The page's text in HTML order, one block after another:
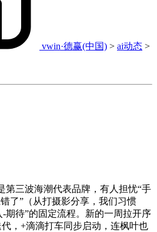
vwin·德赢(中国) > ai动态 >
三波海潮代表品牌，有人担忧“手
了”（从打摄影分享，我们习惯
期待”的固定流程。新的一周拉开序
，+滴滴打车同步启动，连枫叶也